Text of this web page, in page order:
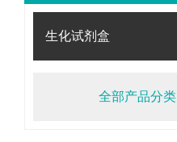
生化试剂盒
全部产品分类